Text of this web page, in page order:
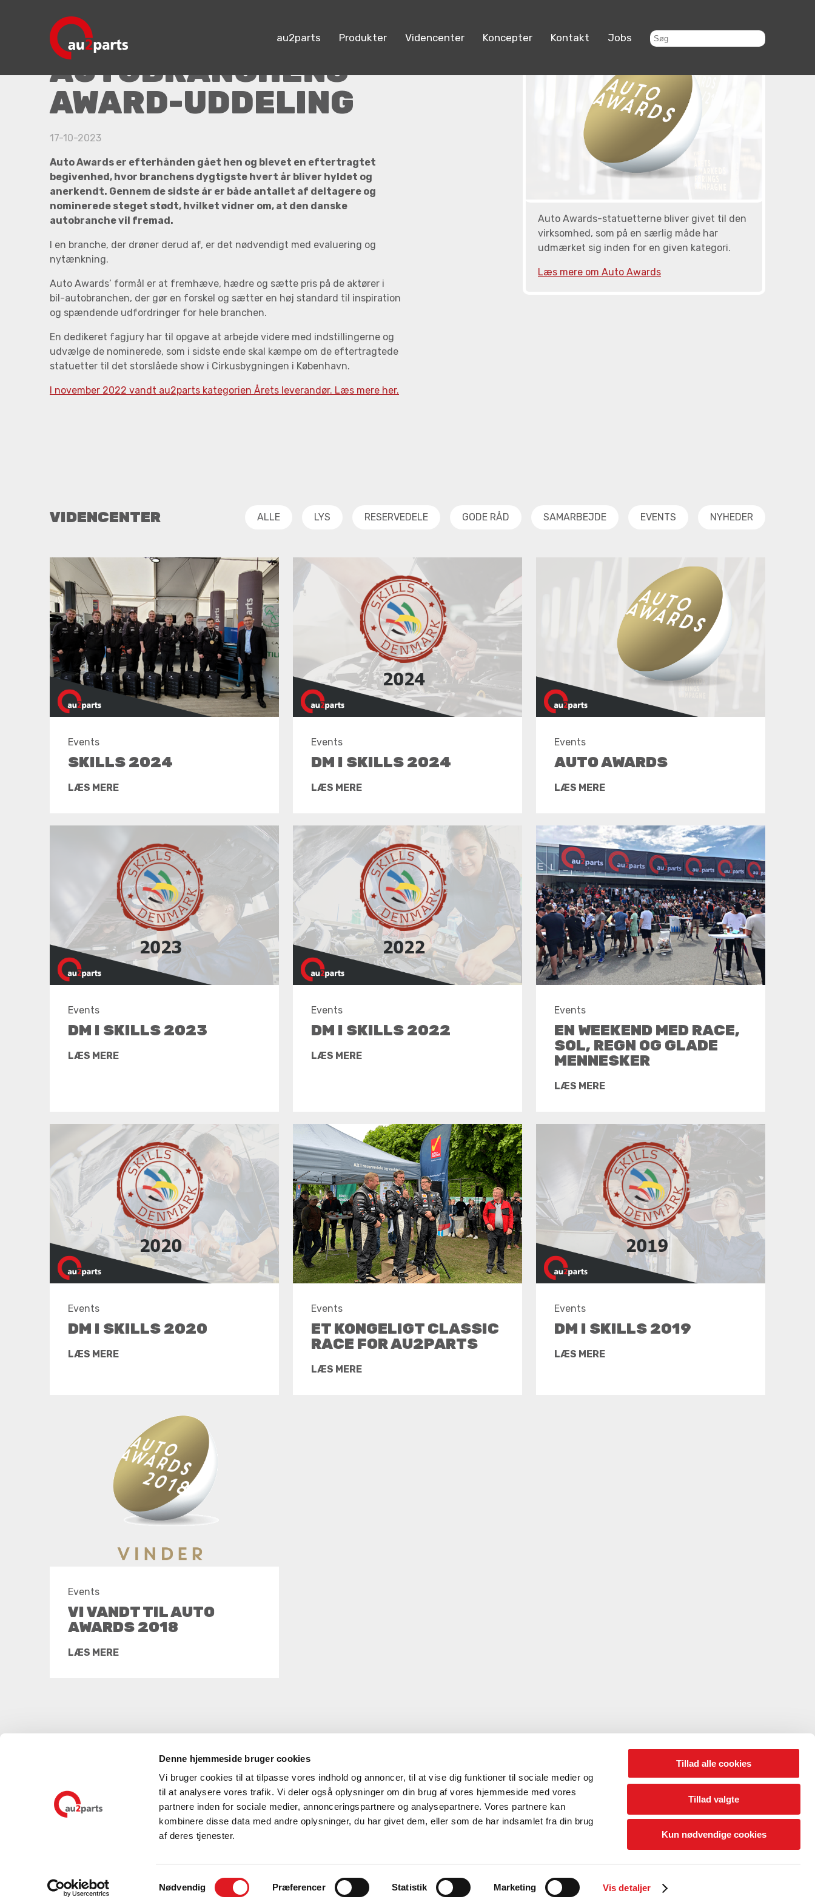
Denne hjemmeside bruger cookies
Vi bruger cookies til at tilpasse vores indhold og annoncer, til at vise dig funktioner til sociale medier og
til at analysere vores trafik. Vi deler også oplysninger om din brug af vores hjemmeside med vores
partnere inden for sociale medier, annonceringspartnere og analysepartnere. Vores partnere kan
kombinere disse data med andre oplysninger, du har givet dem, eller som de har indsamlet fra din brug
af deres tjenester.
Samtykkevalg
Nødvendig Præferencer Statistik Marketing Vis detaljer
Tillad alle cookies
Tillad valgte
Kun nødvendige cookies
au2parts Produkter Videncenter Koncepter Kontakt Jobs
Auto Awards
AUTOBRANCHENS
AWARD-UDDELING
17-10-2023
Auto Awards er efterhånden gået hen og blevet en eftertragtet
begivenhed, hvor branchens dygtigste hvert år bliver hyldet og
anerkendt. Gennem de sidste år er både antallet af deltagere og
nominerede steget stødt, hvilket vidner om, at den danske
autobranche vil fremad.
I en branche, der drøner derud af, er det nødvendigt med evaluering og
nytænkning.
Auto Awards’ formål er at fremhæve, hædre og sætte pris på de aktører i
bil-autobranchen, der gør en forskel og sætter en høj standard til inspiration
og spændende udfordringer for hele branchen.
En dedikeret fagjury har til opgave at arbejde videre med indstillingerne og
udvælge de nominerede, som i sidste ende skal kæmpe om de eftertragtede
statuetter til det storslåede show i Cirkusbygningen i København.
I november 2022 vandt au2parts kategorien Årets leverandør. Læs mere her.
Auto Awards-statuetterne bliver givet til den
virksomhed, som på en særlig måde har
udmærket sig inden for en given kategori.
Læs mere om Auto Awards
VIDENCENTER ALLE LYS RESERVEDELE GODE RÅD SAMARBEJDE EVENTS NYHEDER
Events
SKILLS 2024
LÆS MERE
Events
DM I SKILLS 2024
LÆS MERE
Events
AUTO AWARDS
LÆS MERE
Events
DM I SKILLS 2023
LÆS MERE
Events
DM I SKILLS 2022
LÆS MERE
Events
EN WEEKEND MED RACE,
SOL, REGN OG GLADE
MENNESKER
LÆS MERE
Events
DM I SKILLS 2020
LÆS MERE
Events
ET KONGELIGT CLASSIC
RACE FOR AU2PARTS
LÆS MERE
Events
DM I SKILLS 2019
LÆS MERE
Events
VI VANDT TIL AUTO
AWARDS 2018
LÆS MERE
au2parts hovedkontor
Sintrupvej 12 - 8220 Brabrand